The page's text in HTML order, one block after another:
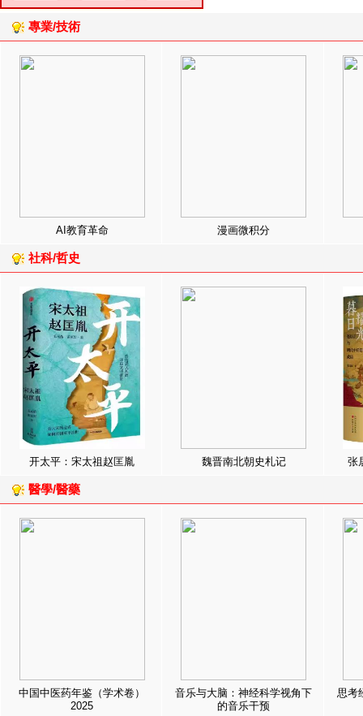
專業/技術
AI教育革命 漫画微积分
社科/哲史
开太平：宋太祖赵匡胤 魏晋南北朝史札记 张
醫學/醫藥
中国中医药年鉴（学术卷）
2025
音乐与大脑：神经科学视角下
的音乐干预
思考